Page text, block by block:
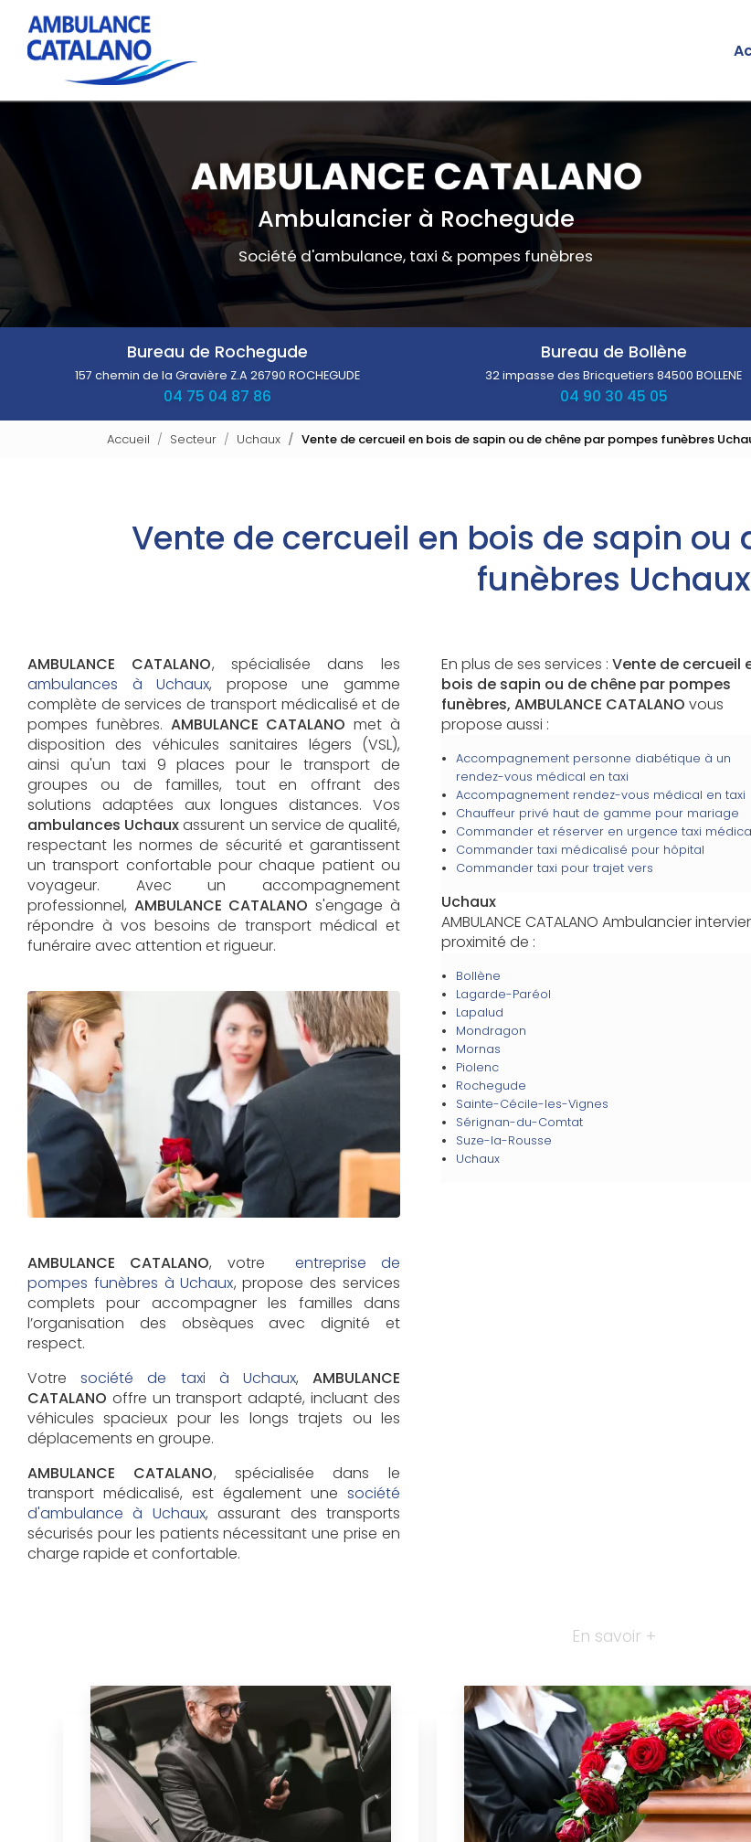
contenu
Ambulancier à Rochegude
Société d'ambulance, taxi & pompes funèbres
Bureau de Rochegude
157 chemin de la Gravière Z.A26790 ROCHEGUDE
04 75 04 87 86
Bureau de Bollène
32 impasse des Bricquetiers84500 BOLLENE
04 90 30 45 05
Accueil Secteur Uchaux Vente de cercueil en bois de sapin ou de chêne par pompes funèbres
Vente de cercueil en bois de sapin
funèbres Uchaux
AMBULANCE CATALANO, spécialisée dans les
ambulances à Uchaux, propose une gamme
complète de services de transport médicalisé et de
pompes funèbres. AMBULANCE CATALANO met à
disposition des véhicules sanitaires légers (VSL),
ainsi qu'un taxi 9 places pour le transport de
groupes ou de familles, tout en offrant des
solutions adaptées aux longues distances. Vos
ambulances Uchauxassurent un service de qualité,
respectant les normes de sécurité et garantissent
un transport confortable pour chaque patient ou
voyageur. Avec un accompagnement
professionnel, AMBULANCE CATALANO s'engage à
répondre à vos besoins de transport médical et
funéraire avec attention et rigueur.
AMBULANCE CATALANO, votre entreprise de
pompes funèbres à Uchaux, propose des services
complets pour accompagner les familles dans
l’organisation des obsèques avec dignité et
respect.
Votresociété de taxi à Uchaux, AMBULANCE
CATALANO offre un transport adapté, incluant des
véhicules spacieux pour les longs trajets ou les
déplacements en groupe.
AMBULANCE CATALANO, spécialisée dans le
transport médicalisé, est également une société
d'ambulance à Uchaux, assurant des transports
sécurisés pour les patients nécessitant une prise en
charge rapide et confortable.
En plus de ses services : Vente de cercueil
bois de sapin ou de chêne par pompes
funèbres, AMBULANCE CATALANO vous
propose aussi :
Accompagnement personne diabétique à un
rendez-vous médical en taxi
Accompagnement rendez-vous médical en taxi
Chauffeur privé haut de gamme pour mariage
Commander et réserver en urgence taxi
Commander taxi médicalisé pour hôpital
Commander taxi pour trajet vers
Uchaux
AMBULANCE CATALANO Ambulancier
proximité de :
Bollène
Lagarde-Paréol
Lapalud
Mondragon
Mornas
Piolenc
Rochegude
Sainte-Cécile-les-Vignes
Sérignan-du-Comtat
Suze-la-Rousse
Uchaux
En savoir +